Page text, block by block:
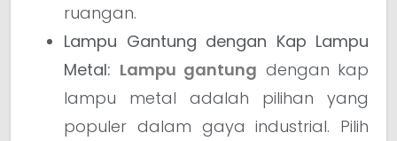
ruangan.
Lampu Gantung dengan Kap Lampu
Metal: Lampu gantung dengan kap
lampu metal adalah pilihan yang
populer dalam gaya industrial. Pilih